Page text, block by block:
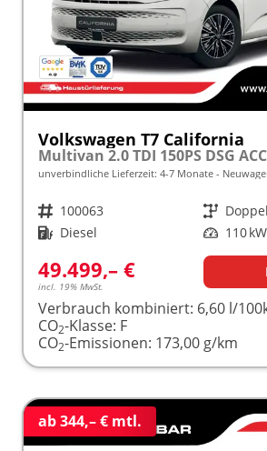
Volkswagen T7 California
unverbindliche Lieferzeit: 4-7 Monate
Fahrzeugnr. 100063 Getriebe
Kraftstoff Diesel Leistung 110
49.499,– €
incl. 19% MwSt.
Verbrauch kombiniert: 6,60 l/
CO2-Klasse: F
CO2-Emissionen: 173,00 g/km
ab 344,– € mtl.